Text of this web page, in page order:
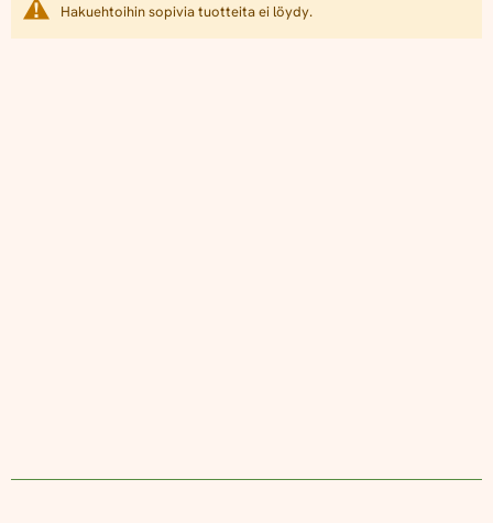
Hakuehtoihin sopivia tuotteita ei löydy.